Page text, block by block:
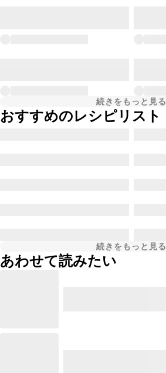
続きをもっと見る
おすすめのレシピリスト
続きをもっと見る
あわせて読みたい